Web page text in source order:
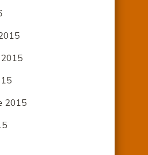
2015